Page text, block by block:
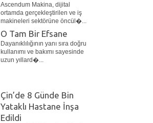
Ascendum Makina, dijital
ortamda gerçekleştirilen ve iş
makineleri sektörüne öncül�...
O Tam Bir Efsane
Dayanıklılığının yanı sıra doğru
kullanımı ve bakımı sayesinde
uzun yıllard�...
Çin’de 8 Günde Bin
Yataklı Hastane İnşa
Edildi